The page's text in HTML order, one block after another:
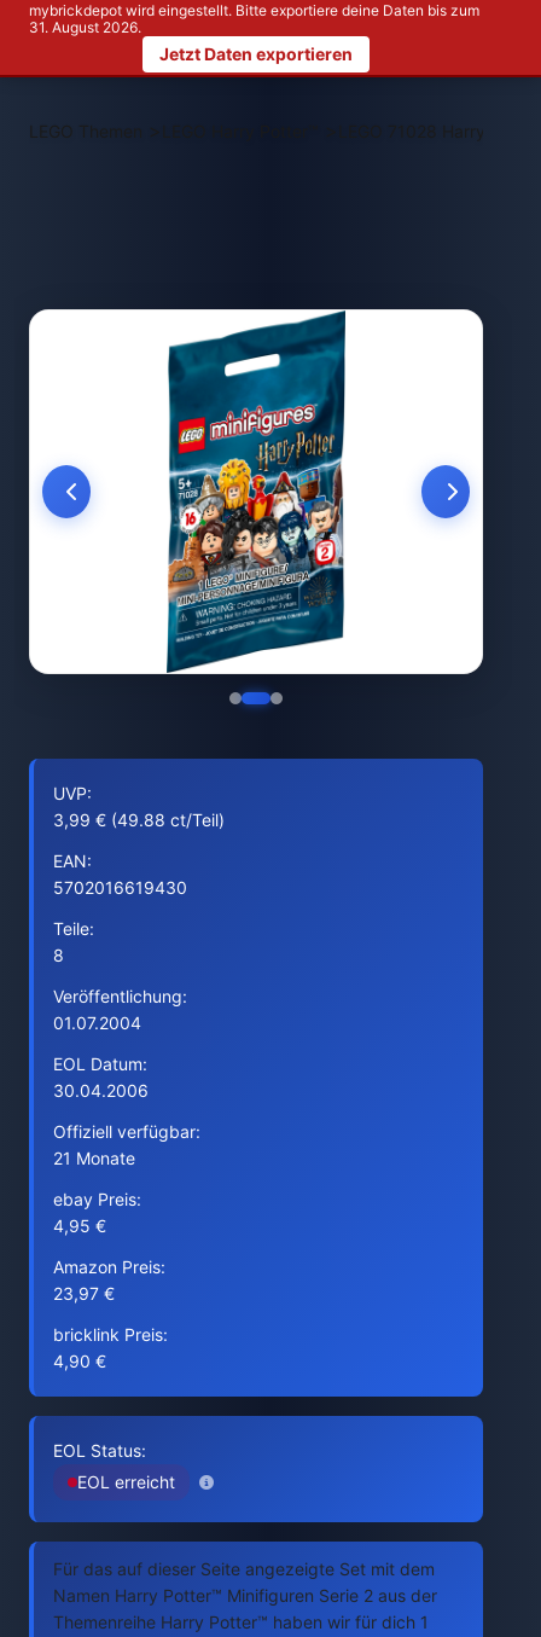
mybrickdepot wird eingestellt. Bitte exportiere deine Daten bis zum
31. August 2026.
Jetzt Daten exportieren
LEGO Themen > LEGO 71028 Harry
UVP:
3,99 € (49.88 ct/Teil)
EAN:
5702016619430
Teile:
8
Veröffentlichung:
01.07.2004
EOL Datum:
30.04.2006
Offiziell verfügbar:
21 Monate
ebay Preis:
4,95 €
Amazon Preis:
23,97 €
bricklink Preis:
4,90 €
EOL Status:
EOL erreicht
Für das auf dieser Seite angezeigte Set mit dem
Namen Harry Potter™ Minifiguren Serie 2 aus der
Themenreihe Harry Potter™ haben wir für dich 1